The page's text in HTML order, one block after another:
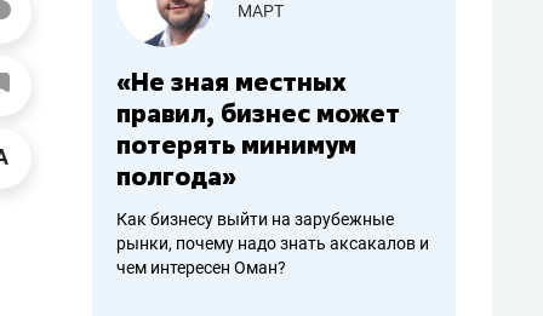
работа
МАРТ
«Не зная местных
правил, бизнес может
потерять минимум
полгода»
Как бизнесу выйти на зарубежные
рынки, почему надо знать аксакалов и
чем интересен Оман?